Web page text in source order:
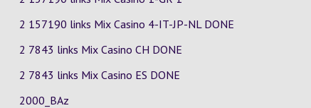
2 157190 links Mix Casino 4-IT-JP-NL DONE
2 7843 links Mix Casino CH DONE
2 7843 links Mix Casino ES DONE
2000_BAz